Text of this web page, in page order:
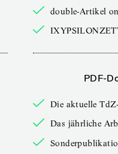
double-Artikel
PDF-
Die aktuelle
Das jährliche